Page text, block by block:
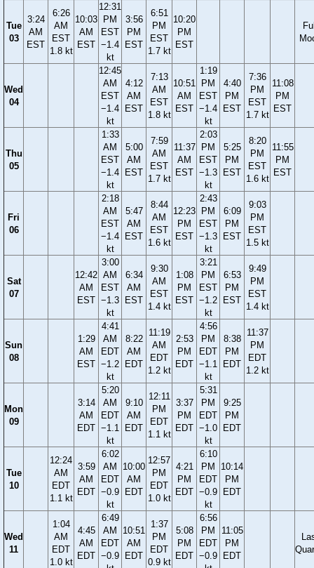
Tue
03
3:24
AM
EST
6:26
AM
EST
1.8 kt
10:03
AM
EST
12:31
PM
EST
−1.4
kt
3:56
PM
EST
6:51
PM
EST
1.7 kt
10:20
PM
EST
Wed
04
12:45
AM
EST
−1.4
kt
4:12
AM
EST
7:13
AM
EST
1.8 kt
10:51
AM
EST
1:19
PM
EST
−1.4
kt
4:40
PM
EST
7:36
PM
EST
1.7 kt
11:08
PM
EST
Thu
05
1:33
AM
EST
−1.4
kt
5:00
AM
EST
7:59
AM
EST
1.7 kt
11:37
AM
EST
2:03
PM
EST
−1.3
kt
5:25
PM
EST
8:20
PM
EST
1.6 kt
11:55
PM
EST
Fri
06
2:18
AM
EST
−1.4
kt
5:47
AM
EST
8:44
AM
EST
1.6 kt
12:23
PM
EST
2:43
PM
EST
−1.3
kt
6:09
PM
EST
9:03
PM
EST
1.5 kt
Sat
07
12:42
AM
EST
3:00
AM
EST
−1.3
kt
6:34
AM
EST
9:30
AM
EST
1.4 kt
1:08
PM
EST
3:21
PM
EST
−1.2
kt
6:53
PM
EST
9:49
PM
EST
1.4 kt
Sun
08
1:29
AM
EST
4:41
AM
EDT
−1.2
kt
8:22
AM
EDT
11:19
AM
EDT
1.2 kt
2:53
PM
EDT
4:56
PM
EDT
−1.1
kt
8:38
PM
EDT
11:37
PM
EDT
1.2 kt
Mon
09
3:14
AM
EDT
5:20
AM
EDT
−1.1
kt
9:10
AM
EDT
12:11
PM
EDT
1.1 kt
3:37
PM
EDT
5:31
PM
EDT
−1.0
kt
9:25
PM
EDT
Tue
10
12:24
AM
EDT
1.1 kt
3:59
AM
EDT
6:02
AM
EDT
−0.9
kt
10:00
AM
EDT
12:57
PM
EDT
1.0 kt
4:21
PM
EDT
6:10
PM
EDT
−0.9
kt
10:14
PM
EDT
Wed
11
1:04
AM
EDT
1.0 kt
4:45
AM
EDT
6:49
AM
EDT
−0.9
10:51
AM
EDT
1:37
PM
EDT
0.9 kt
5:08
PM
EDT
6:56
PM
EDT
−0.9
11:05
PM
EDT